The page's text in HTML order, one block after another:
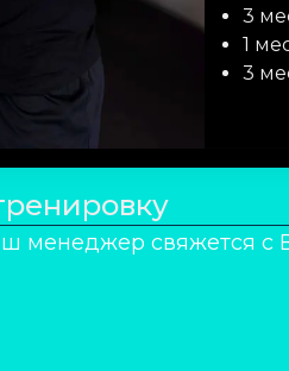
3
1
3
менеджер свяжется с